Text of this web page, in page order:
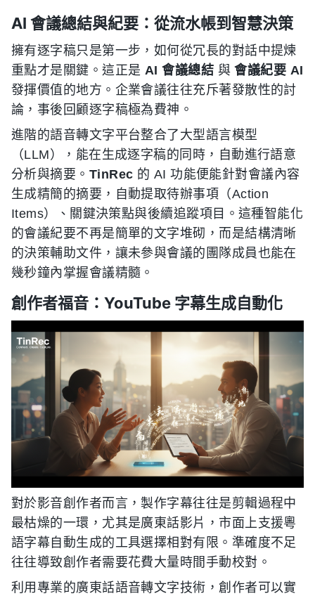
AI 會議總結與紀要：從流水帳到智慧決策
擁有逐字稿只是第一步，如何從冗長的對話中提煉
重點才是關鍵。這正是 AI 會議總結 與會議紀要 AI
發揮價值的地方。企業會議往往充斥著發散性的討
論，事後回顧逐字稿極為費神。
進階的語音轉文字平台整合了大型語言模型
（LLM），能在生成逐字稿的同時，自動進行語意
分析與摘要。 TinRec 的 AI 功能便能針對會議內容
生成精簡的摘要，自動提取待辦事項（Action
Items）、關鍵決策點與後續追蹤項目。這種智能化
的會議紀要不再是簡單的文字堆砌，而是結構清晰
的決策輔助文件，讓未參與會議的團隊成員也能在
幾秒鐘內掌握會議精髓。
創作者福音：YouTube 字幕生成自動化
對於影音創作者而言，製作字幕往往是剪輯過程中
最枯燥的一環，尤其是廣東話影片，市面上支援粵
語字幕自動生成的工具選擇相對有限。準確度不足
往往導致創作者需要花費大量時間手動校對。
利用專業的廣東話語音轉文字技術，創作者可以實